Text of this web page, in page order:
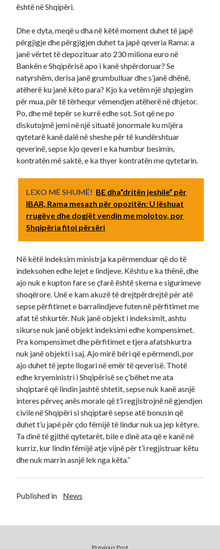
është në Shqipëri.
Dhe e dyta, meqë u dha në këtë moment duhet të japë
përgjigje dhe përgjigjen duhet ta japë qeveria Rama: a
janë vërtet të depozituar ato 230 miliona euro në
Bankën e Shqipërisë apo i kanë shpërdoruar? Se
natyrshëm, derisa janë grumbulluar dhe s’janë dhënë,
atëherë ku janë këto para? Kjo ka vetëm një shpjegim
për mua, për të tërhequr vëmendjen atëherë në dhjetor.
Po, dhe më tepër se kurrë edhe sot. Sot që ne po
diskutojmë jemi në një situatë jonormale ku mijëra
qytetarë kanë dalë në sheshe për të kundërshtuar
qeverinë, sepse kjo qeveri e ka humbur besimin,
kontratën më saktë, e ka thyer kontratën me qytetarin.
LEXO MË SHUMË! BE dha“dritën jeshile” për
IBAR, Rama mesazh për opozitën: U lëshuat
rrugëve dhe dogjët vendin me molotov, por
Shqipëria fitoi përsëri
Në këtë indeksim ministrja ka përmenduar që do të
indeksohen edhe lejet e lindjeve. Kështu e ka thënë, dhe
ajo nuk e kupton fare se çfarë është skema e sigurimeve
shoqërore. Unë e kam akuzë të drejtpërdrejtë për atë
sepse përfitimet e barralindjeve futen në përfitimet me
afat të shkurtër. Nuk janë objekt i indeksimit, ashtu
sikurse nuk janë objekt indeksimi edhe kompensimet.
Pra kompensimet dhe përfitimet e tjera afatshkurtra
nuk janë objekti i saj. Ajo mirë bëri që e përmendi, por
ajo duhet të jepte llogari në emër të qeverisë. Thotë
edhe kryeministri i Shqipërisë se ç’bëhet me ata
shqiptarë që lindin jashtë shtetit, sepse nuk kanë asnjë
interes përveç anës morale që t’i regjistrojnë në gjendjen
civile në Shqipëri si shqiptarë sepse atë bonusin që
duhet t’u japë për çdo fëmijë të lindur nuk ua jep këtyre.
Ta dinë të gjithë qytetarët, bile e dinë ata që e kanë në
kurriz, kur lindin fëmijë atje vijnë për t’i regjistruar këtu
dhe nuk marrin asnjë lek nga këta.”
Published in News
Previous Post